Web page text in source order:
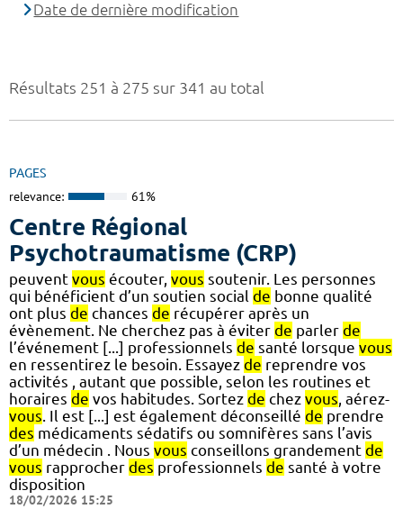
Résultats 251 à 275 sur 341 au total
PAGES
relevance: 61%
Centre Régional
Psychotraumatisme (CRP)
peuvent vous écouter, vous soutenir. Les personnes
qui bénéficient d’un soutien social de bonne qualité
ont plus de chances de récupérer après un
évènement. Ne cherchez pas à éviter de parler de
l’événement [...] professionnels de santé lorsque vous
en ressentirez le besoin. Essayez de reprendre vos
activités , autant que possible, selon les routines et
horaires de vos habitudes. Sortez de chez vous , aérez-
vous . Il est [...] est également déconseillé de prendre
des médicaments sédatifs ou somnifères sans l’avis
d’un médecin . Nous vous conseillons grandement de
vous rapprocher des professionnels de santé à votre
disposition
18/02/2026 15:25
Date de dernière modification